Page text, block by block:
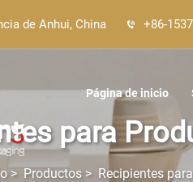
de Anhui, China +86-
Página de inicio
para
> Productos > Recipientes